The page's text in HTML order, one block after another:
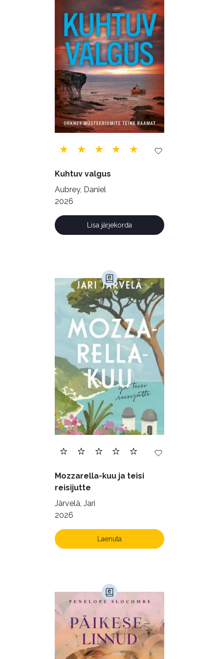
Õppekirjandus (48)
Ühiskond (168)
Kuhtuv valgus
Aubrey, Daniel
2026
Lisa järjekorda
Mozzarella-kuu ja teisi
reisijutte
Järvelä, Jari
2026
Laenuta